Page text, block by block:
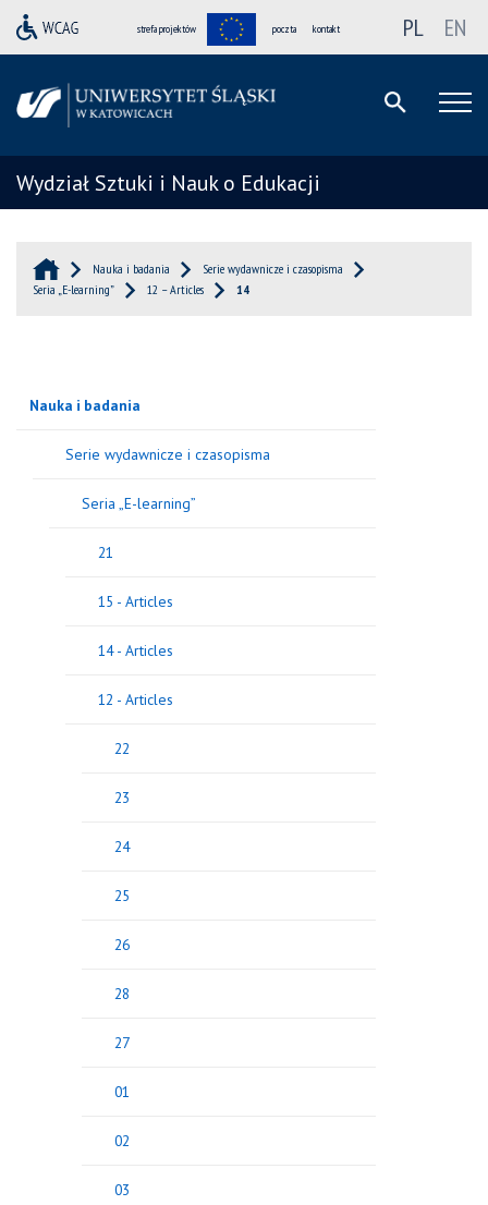
strefa projektów poczta kontakt PL EN
Wydział Sztuki i Nauk o Edukacji
Nauka i badania
Serie wydawnicze i czasopisma
Seria „E-learning”
12 – Articles 14
Nauka i badania
Serie wydawnicze i czasopisma
Seria „E-learning”
21
15 - Articles
14 - Articles
12 - Articles
22
23
24
25
26
28
27
01
02
03